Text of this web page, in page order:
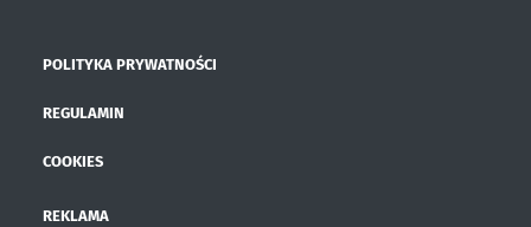
POLITYKA PRYWATNOŚCI
REGULAMIN
COOKIES
REKLAMA